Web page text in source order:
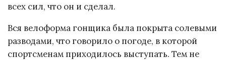
всех сил, что он и сделал.
Вся велоформа гонщика была покрыта солевыми
разводами, что говорило о погоде, в которой
спортсменам приходилось выступать. Тем не